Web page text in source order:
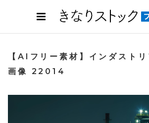
【AIフリー素材】インダスト
画像 22014